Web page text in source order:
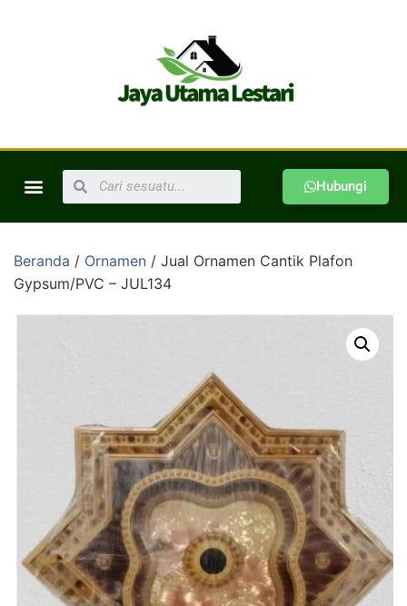
Hubungi
Beranda / Ornamen / Jual Ornamen Cantik Plafon
Gypsum/PVC – JUL134